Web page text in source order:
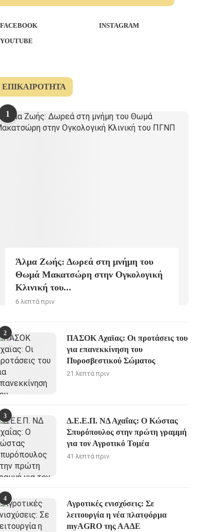
FACEBOOK
INSTAGRAM
YOUTUBE
ΕΠΙΚΑΙΡΌΤΗΤΑ
1
Άλμα Ζωής: Δωρεά στη μνήμη του
Θωμά Μακατσώρη στην Ογκολογική
Κλινική του...
6 λεπτά πριν
2
ΠΑΣΟΚ Αχαϊας: Οι προτάσεις του
για επανεκκίνηση του
Πυροσβεστικού Σώματος
21 λεπτά πριν
3
Δ.Ε.Ε.Π. ΝΔ Αχαΐας: Ο Κώστας
Σπυρόπουλος στην πρώτη γραμμή
για τον Αγροτικό Τομέα
41 λεπτά πριν
4
Αγροτικές ενισχύσεις: Σε
λειτουργία η νέα πλατφόρμα
myAGRO της ΑΑΔΕ